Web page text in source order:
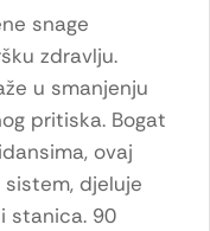
snage
zdravlju.
u smanjenju
pritiska. Bogat
ovaj
djeluje
stanica. 90